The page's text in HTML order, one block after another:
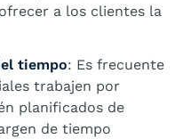
a los clientes la
tiempo: Es frecuente
trabajen por
planificados de
de tiempo